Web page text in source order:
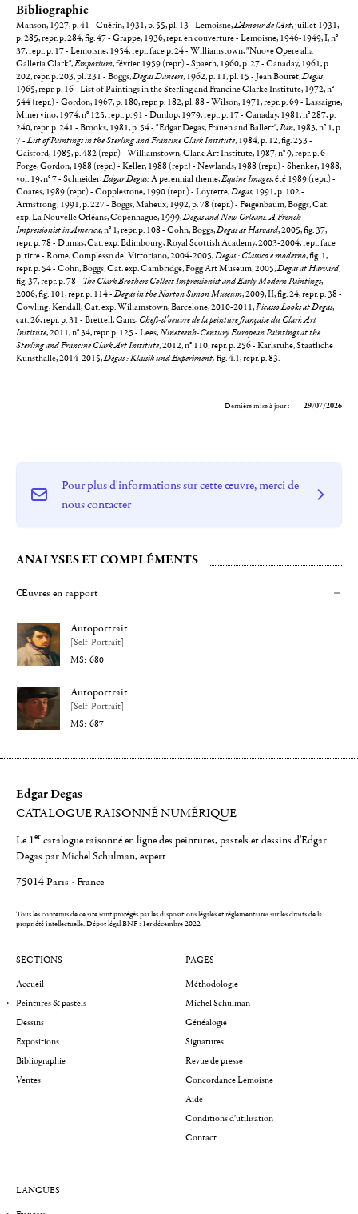
Bibliographie
Manson, 1927, p. 41 - Guérin, 1931, p. 55, pl. 13 - Lemoisne,L‘Amour de l'Art, juillet 1931,
p. 285, repr. p. 284, fig. 47 - Grappe, 1936, repr. en couverture - Lemoisne, 1946-1949, I, n°
37, repr. p. 17 - Lemoisne, 1954, repr. face p. 24 - Williamstown, "Nuove Opere alla
Galleria Clark",Emporium, février 1959 (repr.) - Spaeth, 1960, p. 27 - Canaday, 1961, p.
202, repr. p. 203, pl. 231 - Boggs,Degas Dancers, 1962, p. 11, pl. 15 - Jean Bouret,Degas,
1965, repr. p. 16 - List of Paintings in the Sterling and Francine Clarke Institute, 1972, n°
544 (repr.) - Gordon, 1967, p. 180, repr. p. 182, pl. 88 - Wilson, 1971, repr. p. 69 - Lassaigne,
Minervino, 1974, n° 125, repr. p. 91 - Dunlop, 1979, repr. p. 17 - Canaday, 1981, n° 287, p.
240, repr. p. 241 - Brooks, 1981, p. 54 - "Edgar Degas, Frauen and Ballett",Pan, 1983, n° 1, p.
7 -List of Paintings in the Sterling and Francine Clark Institute, 1984, p. 12, fig. 253 -
Gaisford, 1985, p. 482 (repr.) - Williamstown, Clark Art Institute, 1987, n° 9, repr. p. 6 -
Forge, Gordon, 1988 (repr.) - Keller, 1988 (repr.) - Newlands, 1988 (repr.) - Shenker, 1988,
vol. 19, n° 7 - Schneider,Edgar Degas:A perennial theme,Equine Images, été 1989 (repr.) -
Coates, 1989 (repr.) - Copplestone, 1990 (repr.) - Loyrette,Degas, 1991, p. 102 -
Armstrong, 1991, p. 227 - Boggs, Maheux, 1992, p. 78 (repr.) - Feigenbaum, Boggs, Cat.
exp. La Nouvelle Orléans, Copenhague, 1999,Degas and New Orleans. A French
Impressionist in America, n° 1, repr. p. 108 - Cohn, Boggs,Degas at Harvard, 2005, fig. 37,
repr. p. 78 - Dumas, Cat. exp. Edimbourg, Royal Scottish Academy, 2003-2004, repr. face
p. titre - Rome, Complesso del Vittoriano, 2004-2005,Degas : Classico e moderno, fig. 1,
repr. p. 54 - Cohn, Boggs, Cat. exp. Cambridge, Fogg Art Museum, 2005,Degas at Harvard,
fig. 37, repr. p. 78 - The Clark Brothers Collect Impressionist and Early Modern Paintings,
2006, fig. 101, repr. p. 114 -Degas in the Norton Simon Museum, 2009, II, fig. 24, repr. p. 38 -
Cowling, Kendall,Cat. exp. Wiliamstown, Barcelone, 2010-2011,Picasso Looks at Degas,
cat. 26, repr. p. 31 - Brettell, Ganz, Chefs-d'oeuvre de la peinture française du Clark Art
Institute, 2011, n° 34, repr. p. 125 - Lees,Nineteenh-Century European Paintings at the
Sterling and Francine Clark Art Institute, 2012, n° 110, repr. p. 256 - Karlsruhe, Staatliche
Kunsthalle, 2014-2015,Degas : Klassik und Experiment, fig. 4.1, repr. p. 83.
Dernière mise à jour : 29/07/2026
Pour plus d'informations sur cette œuvre, merci de
nous contacter
ANALYSES ET COMPLÉMENTS
Œuvres en rapport
Autoportrait
[Self-Portrait]
680
Autoportrait
[Self-Portrait]
687
Edgar Degas
CATALOGUE RAISONNÉ NUMÉRIQUE
Le 1er catalogue raisonné en ligne des peintures, pastels et dessins d'Edgar
Degas par Michel Schulman, expert
75014 Paris - France
Tous les contenus de ce site sont protégés par les dispositions légales et réglementaires sur les droits de la
propriété intellectuelle.Dépot légal BNF : 1er décembre 2022
SECTIONS
Accueil
Peintures & pastels
Dessins
Expositions
Bibliographie
Ventes
PAGES
Méthodologie
Michel Schulman
Généalogie
Signatures
Revue de presse
Concordance Lemoisne
Aide
Conditions d'utilisation
Contact
LANGUES